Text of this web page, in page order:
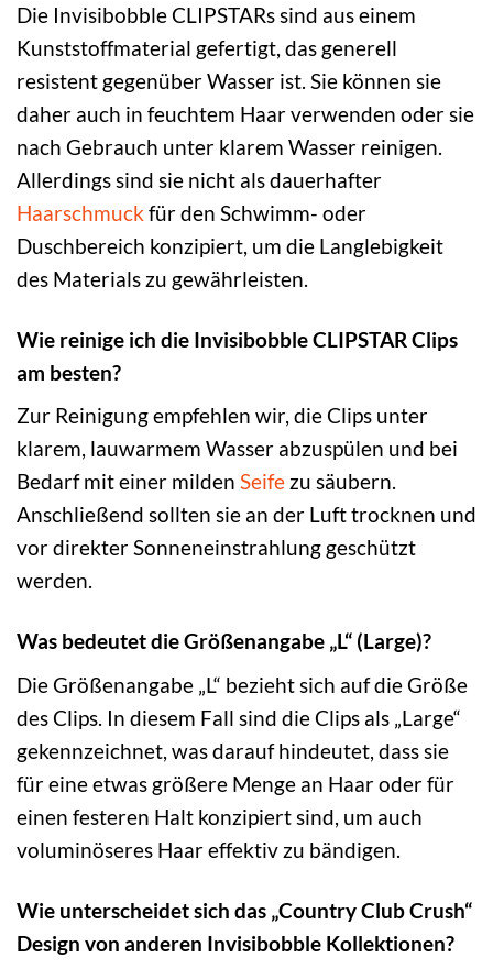
Die Invisibobble CLIPSTARs sind aus einem
Kunststoffmaterial gefertigt, das generell
resistent gegenüber Wasser ist. Sie können sie
daher auch in feuchtem Haar verwenden oder sie
nach Gebrauch unter klarem Wasser reinigen.
Allerdings sind sie nicht als dauerhafter
Haarschmuck für den Schwimm- oder
Duschbereich konzipiert, um die Langlebigkeit
des Materials zu gewährleisten.
Wie reinige ich die Invisibobble CLIPSTAR Clips
am besten?
Zur Reinigung empfehlen wir, die Clips unter
klarem, lauwarmem Wasser abzuspülen und bei
Bedarf mit einer milden Seife zu säubern.
Anschließend sollten sie an der Luft trocknen und
vor direkter Sonneneinstrahlung geschützt
werden.
Was bedeutet die Größenangabe „L“ (Large)?
Die Größenangabe „L“ bezieht sich auf die Größe
des Clips. In diesem Fall sind die Clips als „Large“
gekennzeichnet, was darauf hindeutet, dass sie
für eine etwas größere Menge an Haar oder für
einen festeren Halt konzipiert sind, um auch
voluminöseres Haar effektiv zu bändigen.
Wie unterscheidet sich das „Country Club Crush“
Design von anderen Invisibobble Kollektionen?